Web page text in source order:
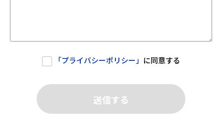
「プライバシーポリシー 」 に同意する